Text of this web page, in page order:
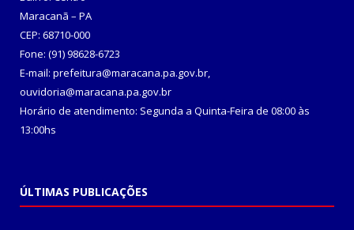
Maracanã – PA
CEP: 68710-000
Fone: (91) 98628-6723
E-mail: prefeitura@maracana.pa.gov.br,
ouvidoria@maracana.pa.gov.br
Horário de atendimento: Segunda a Quinta-Feira de 08:00 às
13:00hs
ÚLTIMAS PUBLICAÇÕES